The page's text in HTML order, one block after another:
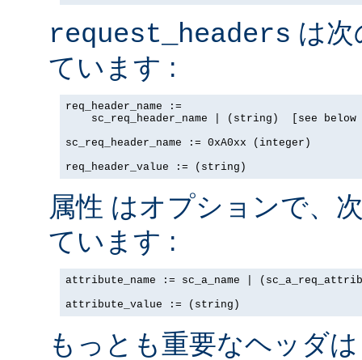
request_headers は
ています :
req_header_name :=
sc_req_header_name | (string)  [see below
sc_req_header_name := 0xA0xx (integer)
req_header_value := (string)
属性 はオプションで、
ています :
attribute_name := sc_a_name |
attribute_value := (string)
もっとも重要なヘッダ